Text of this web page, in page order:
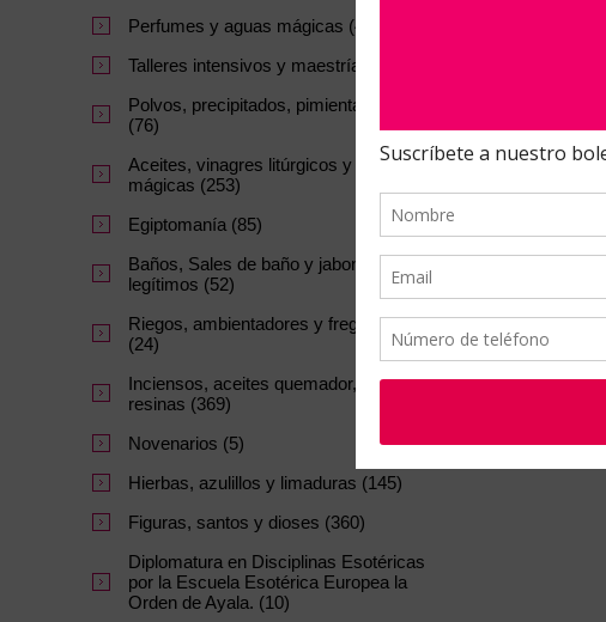
Perfumes y aguas mágicas (47)
Talleres intensivos y maestrías. (64)
Polvos, precipitados, pimientas y sales
(76)
Aceites, vinagres litúrgicos y tintas
mágicas (253)
Egiptomanía (85)
Baños, Sales de baño y jabones
legítimos (52)
Riegos, ambientadores y fregasuelos
(24)
Inciensos, aceites quemador, carbon y
resinas (369)
Novenarios (5)
Hierbas, azulillos y limaduras (145)
Figuras, santos y dioses (360)
Diplomatura en Disciplinas Esotéricas
por la Escuela Esotérica Europea la
Orden de Ayala. (10)